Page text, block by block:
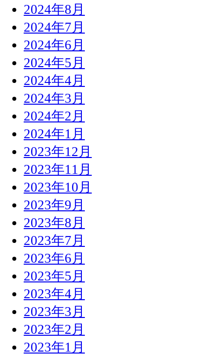
2024年8月
2024年7月
2024年6月
2024年5月
2024年4月
2024年3月
2024年2月
2024年1月
2023年12月
2023年11月
2023年10月
2023年9月
2023年8月
2023年7月
2023年6月
2023年5月
2023年4月
2023年3月
2023年2月
2023年1月